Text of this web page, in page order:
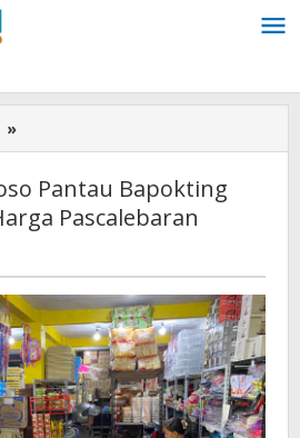
»
Bondowoso
Bapokting
Jaga
Pascalebaran
Pantau Bapokting
Pascalebaran